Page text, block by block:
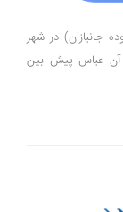
پسرانه(غیر دولتی)در منطقه 8(محدوده جانبازان) در شهر
آن عباس پیش بین